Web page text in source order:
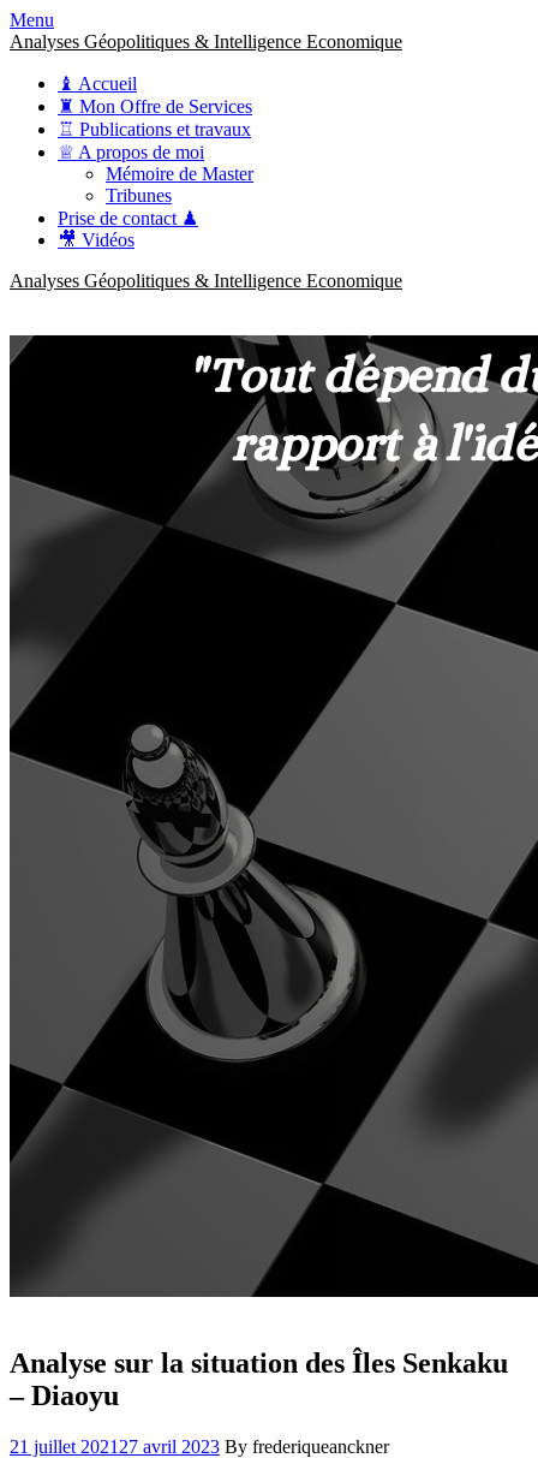
Menu
Analyses Géopolitiques & Intelligence Economique
♝ Accueil
♜ Mon Offre de Services
♖ Publications et travaux
♕ A propos de moi
Mémoire de Master
Tribunes
Prise de contact ♟
🎥 Vidéos
Analyses Géopolitiques & Intelligence Economique
Analyse sur la situation des Îles Senkaku
– Diaoyu
21 juillet 2021 27 avril 2023 By frederiqueanckner